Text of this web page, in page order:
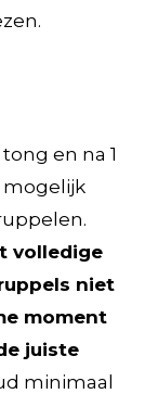
en na 1
mogelijk
volledige
niet
moment
juiste
minimaal